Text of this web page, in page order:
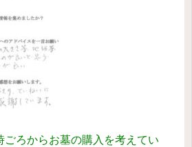
ごろからお墓の購入を考えてい